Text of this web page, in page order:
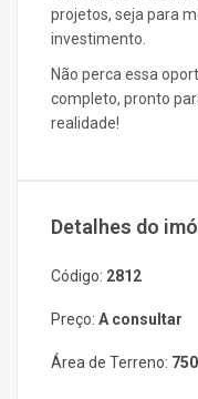
projetos, seja para
investimento.
Não perca essa
completo, pronto
realidade!
Detalhes do
Código: 2812
Preço: A consultar
Área de Terreno: